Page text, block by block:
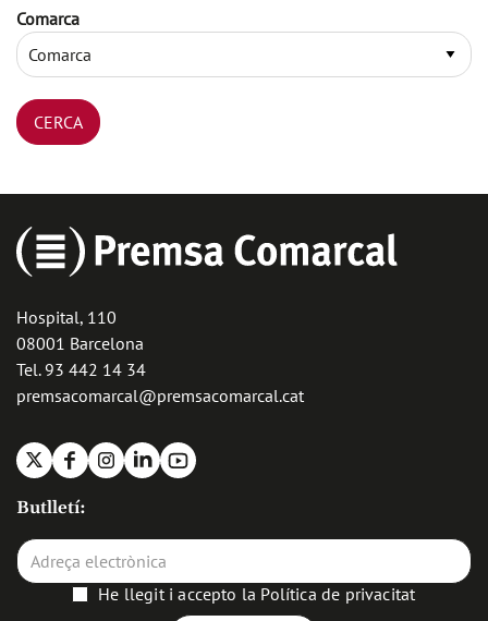
Comarca
Hospital, 110
08001 Barcelona
Tel. 93 442 14 34
premsacomarcal@premsacomarcal.cat
X FacebookInstagram
LinkedinYoutube
Butlletí:
He llegit i accepto la Política de privacitat